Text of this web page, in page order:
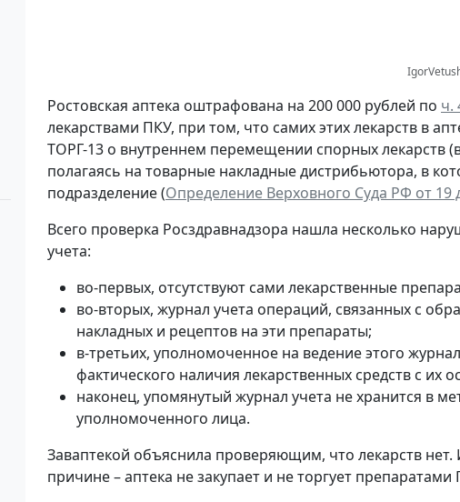
Ростовская аптека оштрафована на 200 000 рублей по ч.
лекарствами ПКУ, при том, что самих этих лекарств в
ТОРГ-13 о внутреннем перемещении спорных лекарств
полагаясь на товарные накладные дистрибьютора, в
подразделение (Определение Верховного Суда РФ от 19
Всего проверка Росздравнадзора нашла несколько
учета:
во-первых, отсутствуют сами лекарственные
во-вторых, журнал учета операций, связанных с
накладных и рецептов на эти препараты;
в-третьих, уполномоченное на ведение этого
фактического наличия лекарственных средств с их
наконец, упомянутый журнал учета не хранится в
уполномоченного лица.
Заваптекой объяснила проверяющим, что лекарств
причине – аптека не закупает и не торгует препаратами